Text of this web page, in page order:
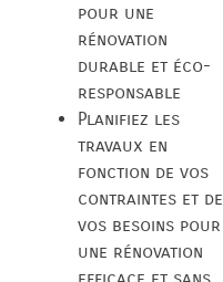
pour une
rénovation
durable et éco-
responsable
Planifiez les
travaux en
fonction de vos
contraintes et de
vos besoins pour
une rénovation